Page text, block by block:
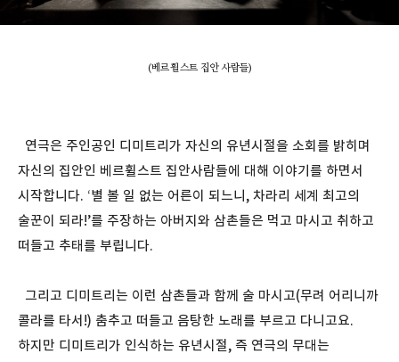
(베르휠스트 집안 사람들)
연극은 주인공인 디미트리가 자신의 유년시절을 소회를 밝히며
자신의 집안인 베르휠스트 집안사람들에 대해 이야기를 하면서
시작합니다. ‘별 볼 일 없는 어른이 되느니, 차라리 세계 최고의
술꾼이 되라!’를 주장하는 아버지와 삼촌들은 먹고 마시고 취하고
떠들고 추태를 부립니다.
그리고 디미트리는 이런 삼촌들과 함께 술 마시고(무려 어리니까
콜라를 타서!) 춤추고 떠들고 음탕한 노래를 부르고 다니고요.
하지만 디미트리가 인식하는 유년시절, 즉 연극의 무대는